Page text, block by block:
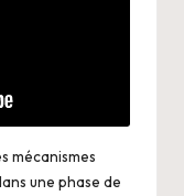
mécanismes
une phase de